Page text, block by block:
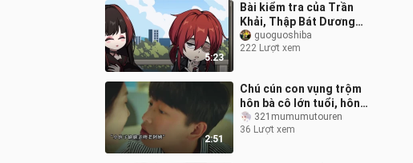
5:23
Bài kiểm tra của Trần
Khải, Thập Bát Dương
Kiệt đã đánh bại được
yêu quái!
guoguoshiba
222 Lượt xem
2:51
Chú cún con vụng trộm
hôn bà cô lớn tuổi, hôn
xong lập tức rơi vào lưới
tình
321mumumutouren
36 Lượt xem